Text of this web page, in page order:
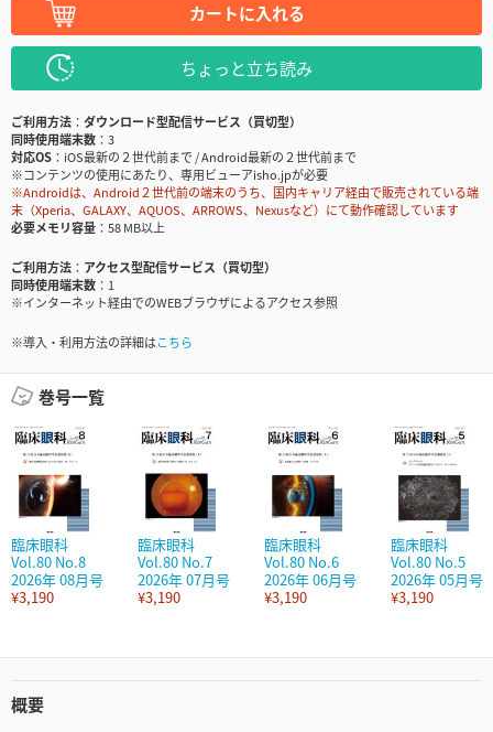
カートに入れる
ちょっと立ち読み
ご利用方法
ダウンロード型配信サービス（買切型）
同時使用端末数
3
対応OS
iOS最新の２世代前まで / Android最新の２世代前まで
※コンテンツの使用にあたり、専用ビューアisho.jpが必要
※Androidは、Android２世代前の端末のうち、国内キャリア経由で販売されている端
末（Xperia、GALAXY、AQUOS、ARROWS、Nexusなど）にて動作確認しています
必要メモリ容量
58 MB以上
ご利用方法
アクセス型配信サービス（買切型）
同時使用端末数
1
※インターネット経由でのWEBブラウザによるアクセス参照
※導入・利用方法の詳細はこちら
巻号一覧
臨床眼科
Vol.80 No.8
2026年 08月号
¥3,190
臨床眼科
Vol.80 No.7
2026年 07月号
¥3,190
臨床眼科
Vol.80 No.6
2026年 06月号
¥3,190
臨床眼科
Vol.80 No.5
2026年 05月号
¥3,190
概要